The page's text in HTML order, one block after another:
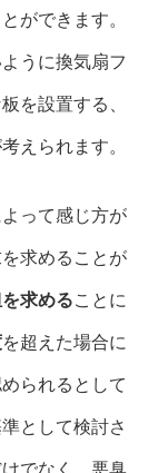
ができます。
うに換気扇フ
を設置する、
えられます。
って感じ方が
求めることが
求めることに
を超えた場合に
られるとして
として検討さ
でなく、悪臭